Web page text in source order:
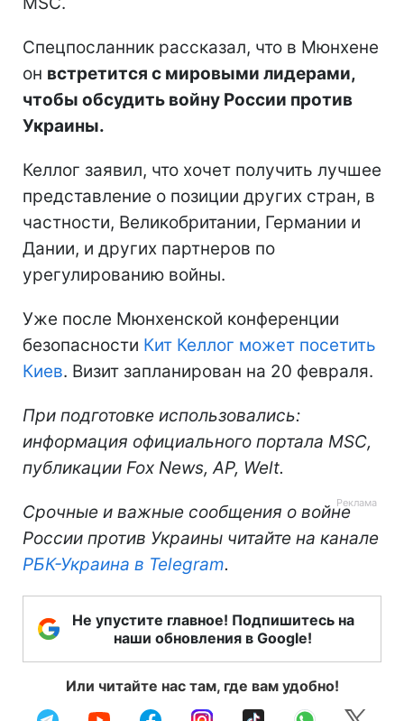
Спецпосланник рассказал, что в Мюнхене
он встретится с мировыми лидерами,
чтобы обсудить войну России против
Украины.
Келлог заявил, что хочет получить лучшее
представление о позиции других стран, в
частности, Великобритании, Германии и
Дании, и других партнеров по
урегулированию войны.
Уже после Мюнхенской конференции
безопасности Кит Келлог может посетить
Киев. Визит запланирован на 20 февраля.
При подготовке использовались:
информация официального портала MSC,
публикации Fox News, AP, Welt.
Срочные и важные сообщения о войне
России против Украины читайте на канале
РБК-Украина в Telegram.
Не упустите главное! Подпишитесь на
наши обновления в Google!
Или читайте нас там, где вам удобно!